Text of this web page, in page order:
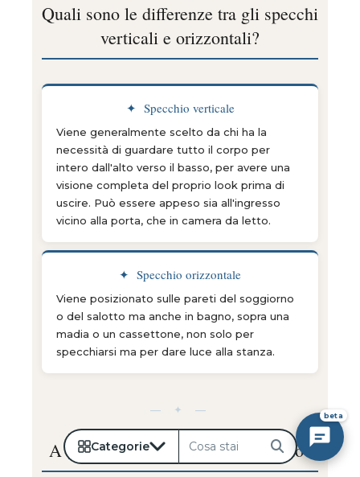
Categorie Cerca
Quali sono le differenze tra gli specchi
verticali e orizzontali?
✦ Specchio verticale
Viene generalmente scelto da chi ha la
necessità di guardare tutto il corpo per
intero dall'alto verso il basso, per avere una
visione completa del proprio look prima di
uscire. Può essere appeso sia all'ingresso
vicino alla porta, che in camera da letto.
✦ Specchio orizzontale
Viene posizionato sulle pareti del soggiorno
o del salotto ma anche in bagno, sopra una
madia o un cassettone, non solo per
specchiarsi ma per dare luce alla stanza.
— ✦ —
A quale altezza mettere lo specchio?
beta